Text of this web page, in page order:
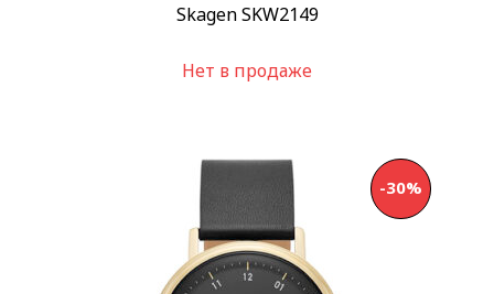
Skagen SKW2149
Нет в продаже
-30%